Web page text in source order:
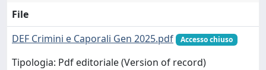
File
DEF Crimini e Caporali Gen 2025.pdf
Accesso chiuso
Tipologia: Pdf editoriale (Version of record)